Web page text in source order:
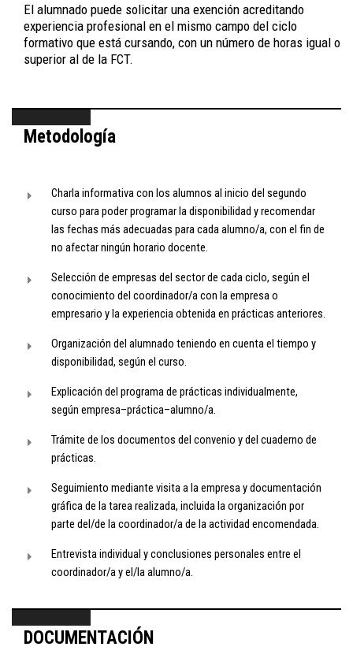
El alumnado puede solicitar una exención acreditando
experiencia profesional en el mismo campo del ciclo
formativo que está cursando, con un número de horas igual o
superior al de la FCT.
Metodología
Charla informativa con los alumnos al inicio del segundo
curso para poder programar la disponibilidad y recomendar
las fechas más adecuadas para cada alumno/a, con el fin de
no afectar ningún horario docente.
Selección de empresas del sector de cada ciclo, según el
conocimiento del coordinador/a con la empresa o
empresario y la experiencia obtenida en prácticas anteriores.
Organización del alumnado teniendo en cuenta el tiempo y
disponibilidad, según el curso.
Explicación del programa de prácticas individualmente,
según empresa–práctica–alumno/a.
Trámite de los documentos del convenio y del cuaderno de
prácticas.
Seguimiento mediante visita a la empresa y documentación
gráfica de la tarea realizada, incluida la organización por
parte del/de la coordinador/a de la actividad encomendada.
Entrevista individual y conclusiones personales entre el
coordinador/a y el/la alumno/a.
DOCUMENTACIÓN